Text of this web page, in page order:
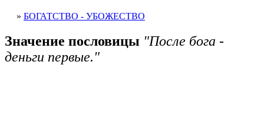
» БОГАТСТВО - УБОЖЕСТВО
Значение пословицы "После бога -
деньги первые."